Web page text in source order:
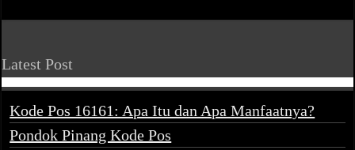
Latest Post
Kode Pos 16161: Apa Itu dan Apa Manfaatnya?
Pondok Pinang Kode Pos